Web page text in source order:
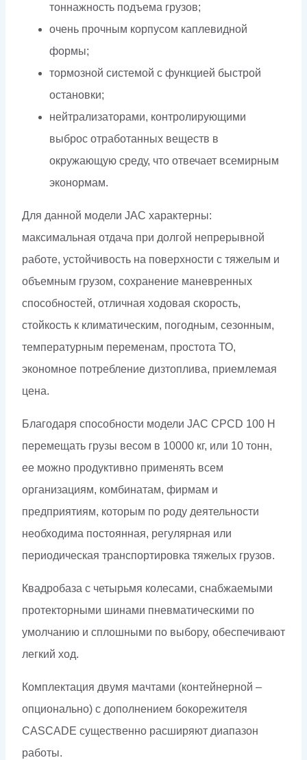
тоннажность подъема грузов;
очень прочным корпусом каплевидной
формы;
тормозной системой с функцией быстрой
остановки;
нейтрализаторами, контролирующими
выброс отработанных веществ в
окружающую среду, что отвечает всемирным
эконормам.
Для данной модели JAC характерны:
максимальная отдача при долгой непрерывной
работе, устойчивость на поверхности с тяжелым и
объемным грузом, сохранение маневренных
способностей, отличная ходовая скорость,
стойкость к климатическим, погодным, сезонным,
температурным переменам, простота ТО,
экономное потребление дизтоплива, приемлемая
цена.
Благодаря способности модели JAC CPCD 100 H
перемещать грузы весом в 10000 кг, или 10 тонн,
ее можно продуктивно применять всем
организациям, комбинатам, фирмам и
предприятиям, которым по роду деятельности
необходима постоянная, регулярная или
периодическая транспортировка тяжелых грузов.
Квадробаза с четырьмя колесами, снабжаемыми
протекторными шинами пневматическими по
умолчанию и сплошными по выбору, обеспечивают
легкий ход.
Комплектация двумя мачтами (контейнерной –
опционально) с дополнением бокорежителя
CASCADE существенно расширяют диапазон
работы.